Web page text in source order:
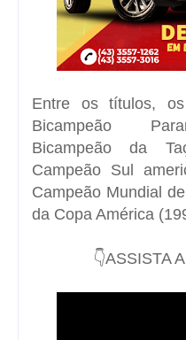
Entre os títulos,
Bicampeão
Bicampeão da
Campeão Sul
Campeão Mundial
da Copa América
👇ASSISTA